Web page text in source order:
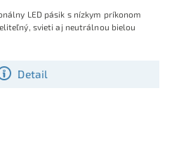
Detail
LED pásik s nízkym príkonom
svieti aj neutrálnou bielou